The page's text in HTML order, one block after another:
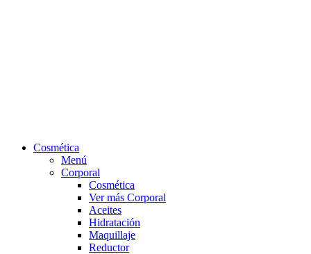
Cosmética
Menú
Corporal
Cosmética
Ver más Corporal
Aceites
Hidratación
Maquillaje
Reductor